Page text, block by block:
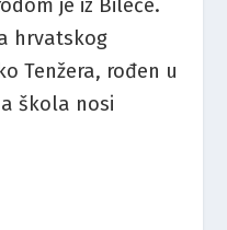
je iz Bileće.
hrvatskog
Tenžera, rođen u
škola nosi